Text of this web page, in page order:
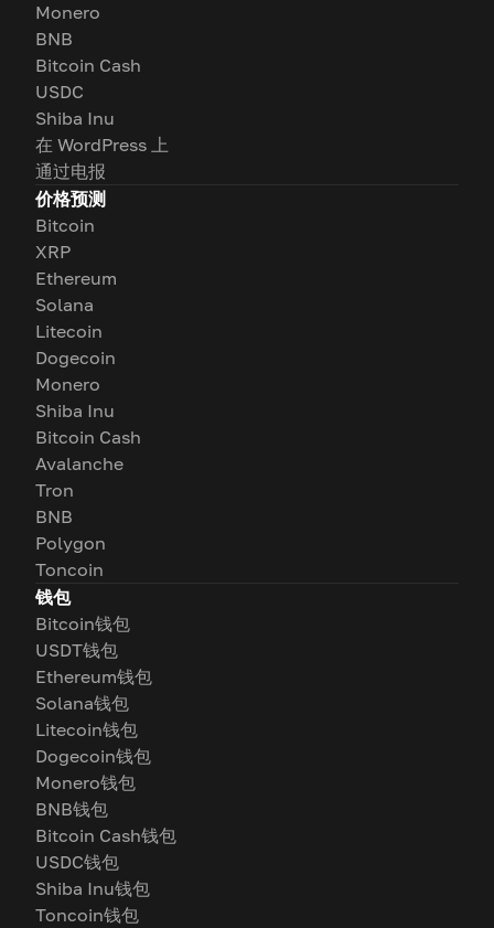
Monero
BNB
Bitcoin Cash
USDC
Shiba Inu
在 WordPress 上
通过电报
价格预测
Bitcoin
XRP
Ethereum
Solana
Litecoin
Dogecoin
Monero
Shiba Inu
Bitcoin Cash
Avalanche
Tron
BNB
Polygon
Toncoin
钱包
Bitcoin钱包
USDT钱包
Ethereum钱包
Solana钱包
Litecoin钱包
Dogecoin钱包
Monero钱包
BNB钱包
Bitcoin Cash钱包
USDC钱包
Shiba Inu钱包
Toncoin钱包